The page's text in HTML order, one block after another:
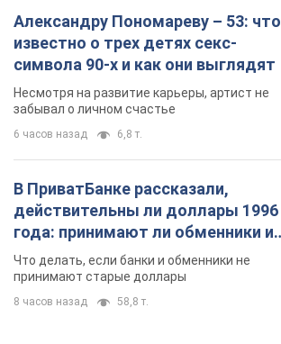
Александру Пономареву – 53: что
известно о трех детях секс-
символа 90-х и как они выглядят
Несмотря на развитие карьеры, артист не
забывал о личном счастье
6 часов назад 6,8 т.
В ПриватБанке рассказали,
действительны ли доллары 1996
года: принимают ли обменники и
банки такие купюры
Что делать, если банки и обменники не
принимают старые доллары
8 часов назад 58,8 т.